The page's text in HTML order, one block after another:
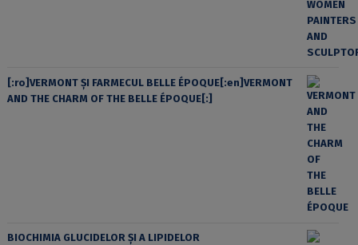
[:ro]VERMONT ȘI FARMECUL BELLE ÉPOQUE[:en]VERMONT
AND THE CHARM OF THE BELLE ÉPOQUE[:]
BIOCHIMIA GLUCIDELOR ȘI A LIPIDELOR